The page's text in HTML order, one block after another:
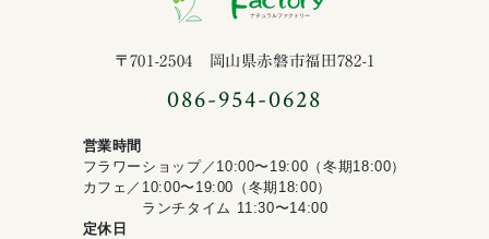
ナチュラルフ
〒701-2504 岡山県赤磐市福田782-1
086-954-0628
営業時間
フラワーショップ／10:00〜19:00（冬期18:00）
カフェ／10:00〜19:00（冬期18:00）
ランチタイム 11:30〜14:00
定休日